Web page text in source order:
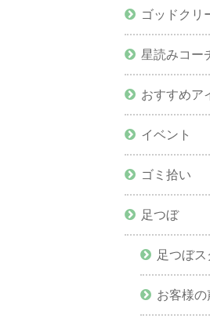
ゴッドクリ
星読みコー
おすすめア
イベント
ゴミ拾い
足つぼ
足つぼ
お客様の